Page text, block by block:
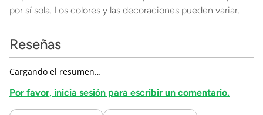
por sí sola. Los colores y las decoraciones pueden variar.
Reseñas
Cargando el resumen…
Por favor, inicia sesión para escribir un comentario.